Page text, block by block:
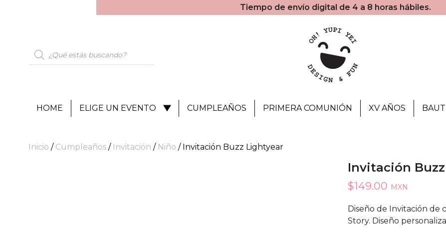
Tiempo de envío digital de 4 a 8 horas hábiles.
HOME ELIGE UN EVENTO CUMPLEAÑOS PRIMERA COMUNIÓN XV AÑOS
Inicio / Cumpleaños / Invitación / Niño / Invitación Buzz Lightyear
Invitación
$149.00 MXN
Diseño de Invitación de
Story. Diseño